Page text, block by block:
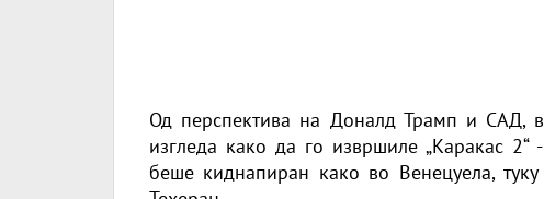
Од перспектива на Доналд Трамп и САД,
изгледа како да го извршиле „Каракас
беше киднапиран како во Венецуела,